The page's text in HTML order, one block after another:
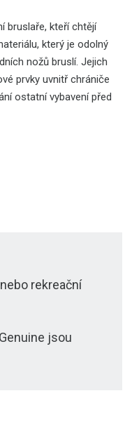
bruslaře, kteří chtějí
který je odolný
nožů bruslí. Jejich
prvky uvnitř chrániče
ostatní vybavení před
rekreační
jsou